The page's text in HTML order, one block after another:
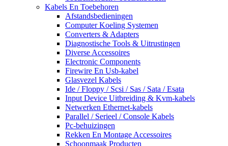
Kabels En Toebehoren
Afstandsbedieningen
Computer Koeling Systemen
Converters & Adapters
Diagnostische Tools & Uitrustingen
Diverse Accessoires
Electronic Components
Firewire En Usb-kabel
Glasvezel Kabels
Ide / Floppy / Scsi / Sas / Sata / Esata
Input Device Uitbreiding & Kvm-kabels
Netwerken Ethernet-kabels
Parallel / Serieel / Console Kabels
Pc-behuizingen
Rekken En Montage Accessoires
Schoonmaak Producten